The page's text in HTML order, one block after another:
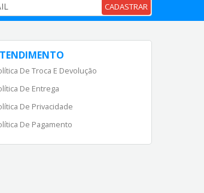
CADASTRAR
De Troca E Devolução
De Entrega
De Privacidade
De Pagamento